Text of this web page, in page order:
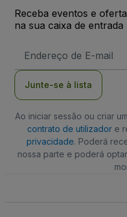
Receba eventos e
na sua caixa de entrada
de
Junte-se à lista
Ao iniciar sessão ou criar
contrato de utilizadore
privacidade. Poderá
nossa parte e poderá